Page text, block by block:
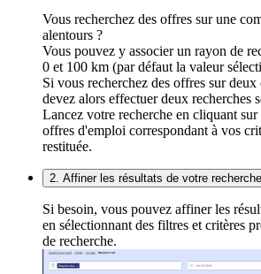
Vous recherchez des offres sur une
alentours ?
Vous pouvez y associer un rayon de
0 et 100 km (par défaut la valeur
Si vous recherchez des offres sur deux
devez alors effectuer deux recherches
Lancez votre recherche en cliquant
offres d'emploi correspondant à vos
restituée.
2. Affiner les résultats de votre recherche
Si besoin, vous pouvez affiner les
en sélectionnant des filtres et critères
de recherche.